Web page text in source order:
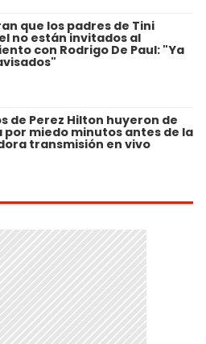
que los padres de Tini
no están invitados al
con Rodrigo De Paul: "Ya
de Perez Hilton huyeron de
por miedo minutos antes de la
transmisión en vivo